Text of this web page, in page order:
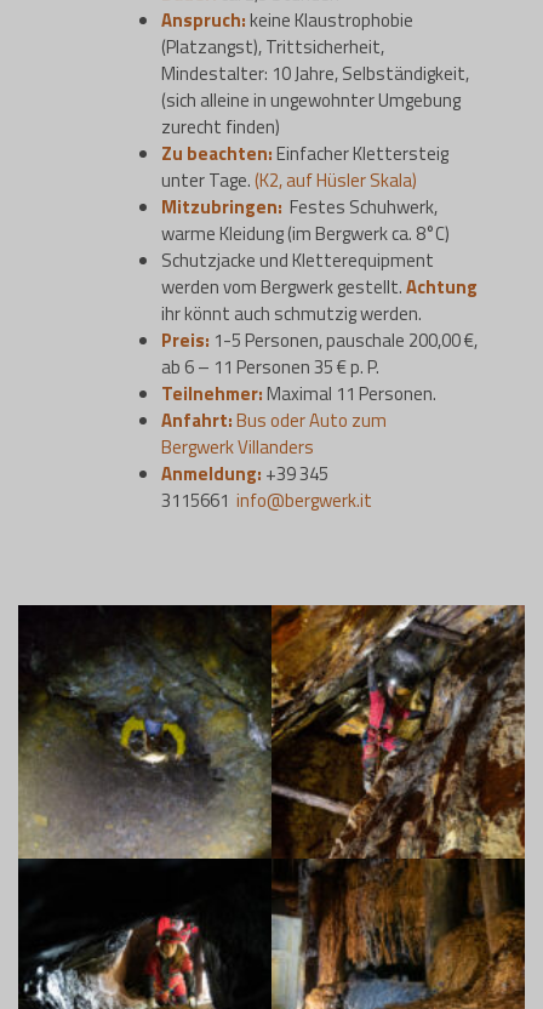
Anspruch:keine Klaustrophobie
(Platzangst), Trittsicherheit,
Mindestalter: 10 Jahre, Selbständigkeit,
(sich alleine in ungewohnter Umgebung
zurecht finden)
Zu beachten:Einfacher Klettersteig
unter Tage.(K2, auf Hüsler Skala)
Mitzubringen: Festes Schuhwerk,
warme Kleidung (im Bergwerk ca. 8°C)
Schutzjacke und Kletterequipment
werden vom Bergwerk gestellt.Achtung
ihr könnt auch schmutzig werden.
Preis: 1-5 Personen, pauschale 200,00 €,
ab 6 – 11 Personen 35 € p. P.
Teilnehmer:Maximal 11 Personen.
Anfahrt:Bus oder Auto zum
Bergwerk Villanders
Anmeldung: +39 345
3115661info@bergwerk.it